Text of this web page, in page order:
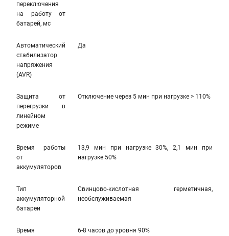
переключения
на работу от
батарей, мс
Автоматический
стабилизатор
напряжения
(AVR)
Да
Защита от
перегрузки в
линейном
режиме
Отключение через 5 мин при нагрузке > 110%
Время работы
от
аккумуляторов
13,9 мин при нагрузке 30%, 2,1 мин при
нагрузке 50%
Тип
аккумуляторной
батареи
Свинцово-кислотная герметичная,
необслуживаемая
Время
6-8 часов до уровня 90%